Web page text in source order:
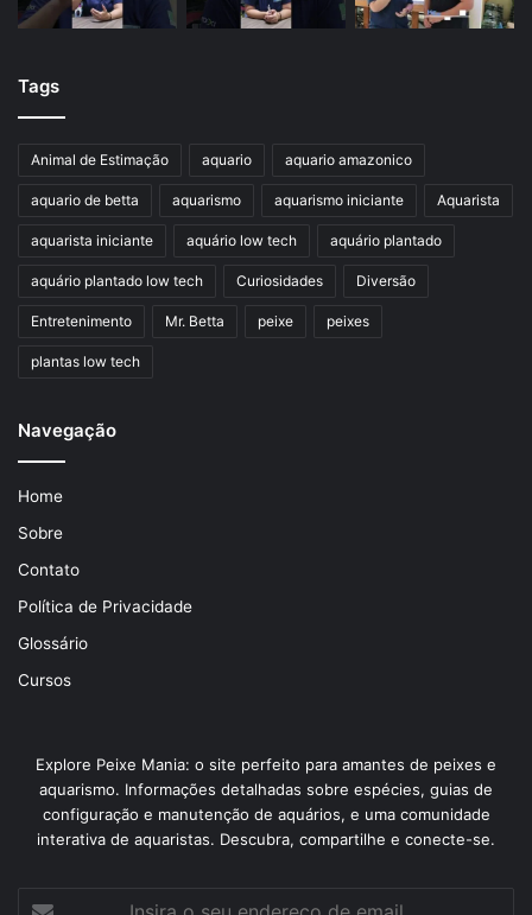
Tags
Animal de Estimação aquario aquario amazonico
aquario de betta aquarismo aquarismo iniciante Aquarista
aquarista iniciante aquário low tech aquário plantado
aquário plantado low tech Curiosidades Diversão
Entretenimento Mr. Betta peixe peixes
plantas low tech
Navegação
Home
Sobre
Contato
Política de Privacidade
Glossário
Cursos
Explore Peixe Mania: o site perfeito para amantes de peixes e
aquarismo. Informações detalhadas sobre espécies, guias de
configuração e manutenção de aquários, e uma comunidade
interativa de aquaristas. Descubra, compartilhe e conecte-se.